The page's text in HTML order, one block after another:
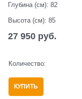
Глубина (см): 82
Высота (см): 85
27 950 руб.
Количество:
КУПИТЬ